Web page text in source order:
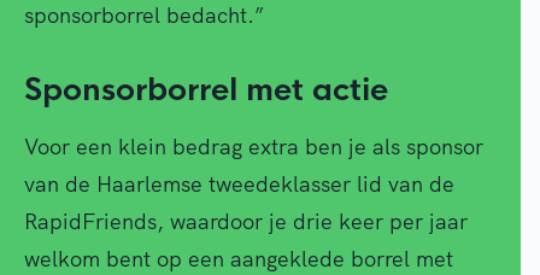
sponsorborrel bedacht.”
Sponsorborrel met actie
Voor een klein bedrag extra ben je als sponsor
van de Haarlemse tweedeklasser lid van de
RapidFriends, waardoor je drie keer per jaar
welkom bent op een aangeklede borrel met